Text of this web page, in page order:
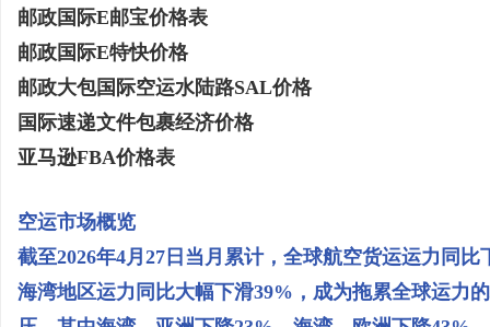
邮政国际E邮宝价格表
邮政国际E特快价格
邮政大包国际空运水陆路SAL价格
国际速递文件包裹经济价格
亚马逊FBA价格表
空运市场概览
截至2026年4月27日当月累计，全球航空货运运力同
海湾地区运力同比大幅下滑39%，成为拖累全球运力